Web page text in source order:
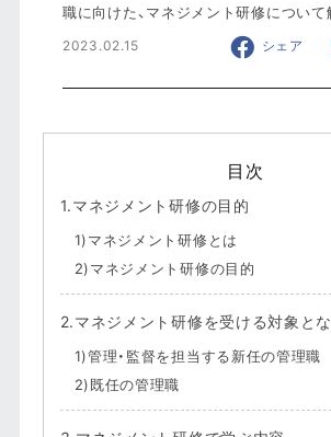
職に向けた、マネジメント研修について
2023.02.15 シェア
目次
1.マネジメント研修の目的
1)マネジメント研修とは
2)マネジメント研修の目的
2.マネジメント研修を受ける対象と
1)管理・監督を担当する新任の管理職
2)既任の管理職